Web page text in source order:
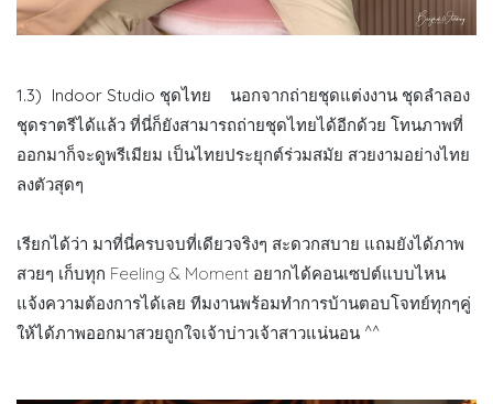
1.3) Indoor Studio ชุดไทย
นอกจากถ่ายชุดแต่งงาน ชุดลำลอง
ชุดราตรีได้แล้ว ที่นี่ก็ยังสามารถถ่ายชุดไทยได้อีกด้วย โทนภาพที่
ออกมาก็จะดูพรีเมียม เป็นไทยประยุกต์ร่วมสมัย สวยงามอย่างไทย
ลงตัวสุดๆ
เรียกได้ว่า มาที่นี่ครบจบที่เดียวจริงๆ สะดวกสบาย แถมยังได้ภาพ
สวยๆ เก็บทุก Feeling & Moment อยากได้คอนเซปต์แบบไหน
แจ้งความต้องการได้เลย ทีมงานพร้อมทำการบ้านตอบโจทย์ทุกๆคู่
ให้ได้ภาพออกมาสวยถูกใจเจ้าบ่าวเจ้าสาวแน่นอน ^^